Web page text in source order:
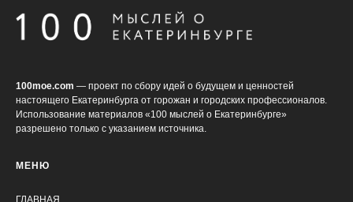
100moe.com — проект по сбору идей о будущем и ценностей
настоящего Екатеринбурга от горожан и городских профессионалов.
Использование материалов «100 мыслей о Екатеринбурге»
разрешено только с указанием источника.
МЕНЮ
ГЛАВНАЯ